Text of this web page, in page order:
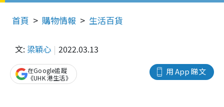
首頁 購物情報 生活百貨
文: 梁穎心 2022.03.13
用 App 睇文
在Google追蹤
《UHK 港生活》